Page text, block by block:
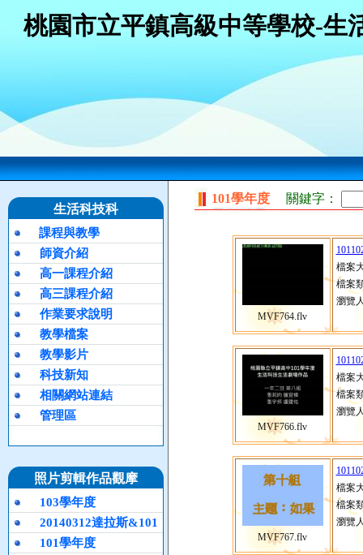
桃園市立平鎮高級中等學校-生
生活科技科
課程與教學
師資介紹
高一課程介紹
高三課程介紹
作業要求說明
教學檔案
教學影片
科技新知
相關網站連結
管理區
照片剪輯作品觀摩
103學年度
20140312達拉斯&101
101學年度
101學年度 關鍵字：
MVF764.flv
檔案
檔案
瀏覽
MVF766.flv
檔案
檔案
瀏覽
MVF767.flv
檔案
檔案
瀏覽